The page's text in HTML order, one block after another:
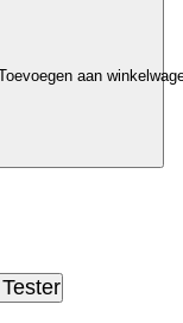
aan